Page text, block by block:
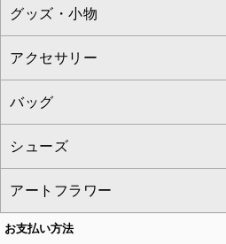
アンサンブルセット
ベスト・ジレ
パーカー
タンクトップ・キャミソール
スウェット・ジャージー
その他のトップス
ジャンパースカート
その他のワンピース・ドレス
ガウチョ・ワイドパンツ
ハーフ・ショート丈パンツ
サロペット・オールインワン
その他のパンツ
ひざ丈スカート
ミモレ丈スカート
ショート・ミニ丈スカート
その他のスカート
テーラードジャケット
ノーカラージャケット
セットアップ
セットアップジャケット
セットアップパンツ
セットアップスカート
すべてのコート・ブルゾン
トレンチコート
ピーコート
ダッフルコート
チェスターコート
モッズコート
グッズ・小物
すべてのグッズ・小物
マスク
ストール・マフラー・スヌード
ベルト・サスペンダー
帽子
アクセサリー
すべてのアクセサリー
ネックレス
ピアス・イヤリング
ブレスレット・バングル
バッグ
すべてのバッグ
トートバッグ
ショルダーバッグ
シューズ
すべてのシューズ
パンプス
アートフラワー
すべてのアートフラワー
お支払い方法